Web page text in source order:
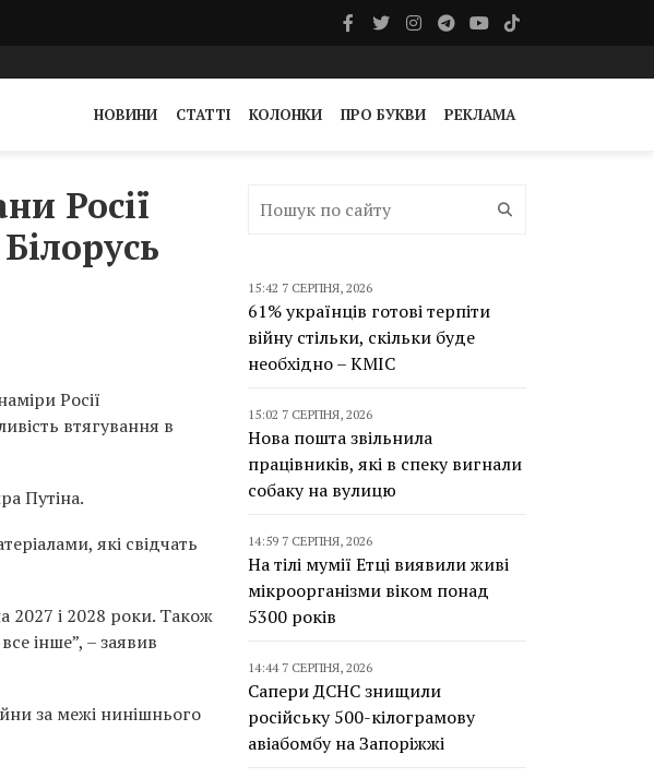
НОВИНИ СТАТТІ КОЛОНКИ ПРО БУКВИ РЕКЛАМА
Росії
Росії
втягування в
Путіна.
які свідчать
2027 і 2028 роки. Також
інше”, – заявив
за межі нинішнього
15:42 7 СЕРПНЯ, 2026
61% українців готові терпіти
війну стільки, скільки буде
необхідно – КМІС
15:02 7 СЕРПНЯ, 2026
Нова пошта звільнила
працівників, які в спеку вигнали
собаку на вулицю
14:59 7 СЕРПНЯ, 2026
На тілі мумії Етці виявили живі
мікроорганізми віком понад
5300 років
14:44 7 СЕРПНЯ, 2026
Сапери ДСНС знищили
російську 500-кілограмову
авіабомбу на Запоріжжі